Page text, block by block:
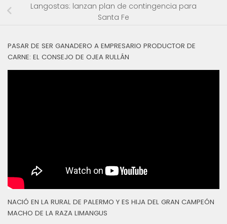
Langostas: lanzan plan de contingencia para
Santa Fe
PASAR DE SER GANADERO A EMPRESARIO PRODUCTOR DE
CARNE: EL CONSEJO DE OJEA RULLÁN
NACIÓ EN LA RURAL DE PALERMO Y ES HIJA DEL GRAN CAMPEÓN
MACHO DE LA RAZA LIMANGUS